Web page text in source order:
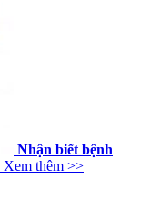
Nhận biết bệnh
Xem thêm >>